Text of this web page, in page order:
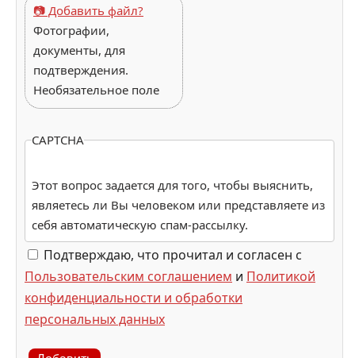
📷 Добавить файл?
Фотографии,
документы, для
подтверждения.
Необязательное поле
CAPTCHA
Этот вопрос задается для того, чтобы выяснить,
являетесь ли Вы человеком или представляете из
себя автоматическую спам-рассылку.
Подтверждаю, что прочитал и согласен с
Пользовательским соглашением и Политикой
конфиденциальности и обработки
персональных данных